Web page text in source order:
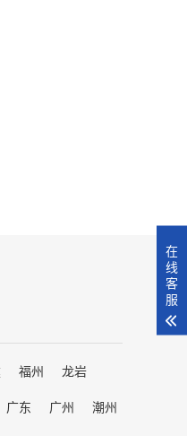
福州
龙岩
广东 广州
潮州
在
线
客
服